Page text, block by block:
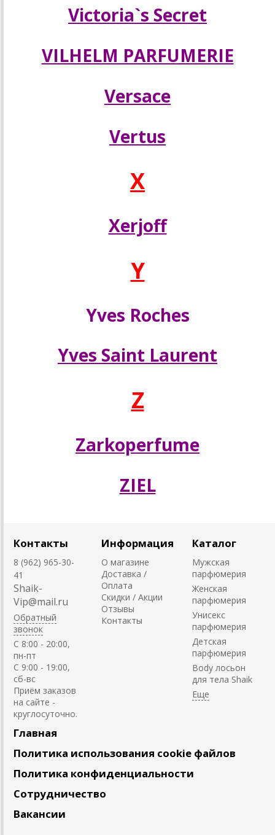
Victoria`s Secret
VILHELM PARFUMERIE
Versace
Vertus
X
Xerjoff
Y
Yves Roches
Yves Saint Laurent
Z
Zarkoperfume
ZIEL
Контакты
8 (962) 965-30-
41
Shaik-
Vip@mail.ru
Обратный
звонок
C 8:00 - 20:00,
пн-пт
С 9:00 - 19:00,
сб-вс
Приём заказов
на сайте -
круглосуточно.
Информация
О магазине
Доставка /
Оплата
Скидки / Акции
Отзывы
Контакты
Каталог
Мужская
парфюмерия
Женская
парфюмерия
Унисекс
парфюмерия
Детская
парфюмерия
Body лосьон
для тела Shaik
Главная
Политика использования cookie файлов
Политика конфиденциальности
Сотрудничество
Вакансии